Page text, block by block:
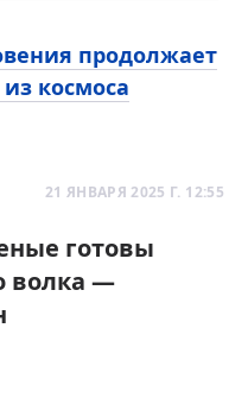
продолжает
космоса
21 ЯНВАРЯ 2025 Г. 12:55
готовы
волка —